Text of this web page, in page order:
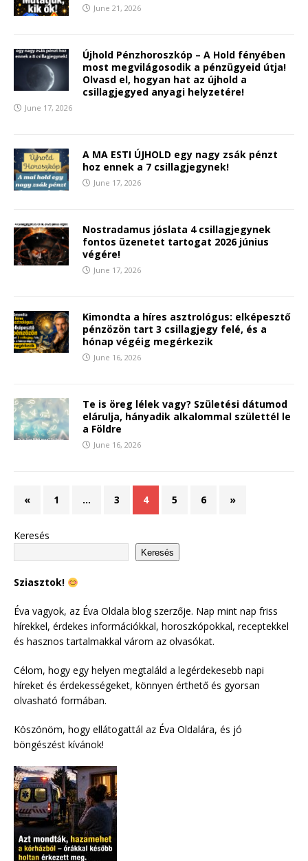
June 21, 2026
Újhold Pénzhoroszkóp – A Hold fényében
most megvilágosodik a pénzügyeid útja!
Olvasd el, hogyan hat az újhold a
csillagjegyed anyagi helyzetére!
June 17, 2026
A MA ESTI ÚJHOLD egy nagy zsák pénzt
hoz ennek a 7 csillagjegynek!
June 17, 2026
Nostradamus jóslata 4 csillagjegynek
fontos üzenetet tartogat 2026 június
végére!
June 17, 2026
Kimondta a híres asztrológus: elképesztő
pénzözön tart 3 csillagjegy felé, és a
hónap végéig megérkezik
June 16, 2026
Te is öreg lélek vagy? Születési dátumod
elárulja, hányadik alkalommal születtél le
a Földre
June 16, 2026
« 1 … 3 4 5 6 »
Keresés
Keresés
Sziasztok!
Éva vagyok, az Éva Oldala blog szerzője. Nap mint nap friss
hírekkel, érdekes információkkal, horoszkópokkal, receptekkel
és hasznos tartalmakkal várom az olvasókat.
Célom, hogy egy helyen megtaláld a legérdekesebb napi
híreket és érdekességeket, könnyen érthető és gyorsan
olvasható formában.
Köszönöm, hogy ellátogattál az Éva Oldalára, és jó
böngészést kívánok!